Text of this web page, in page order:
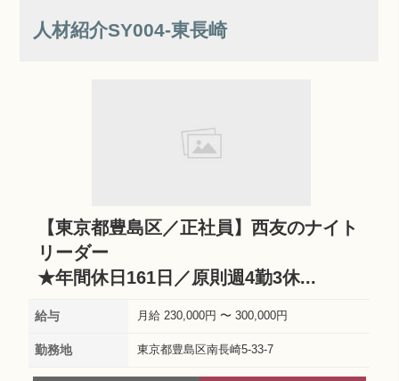
人材紹介SY004‐東長崎
【東京都豊島区／正社員】西友のナイト
リーダー
★年間休日161日／原則週4勤3休...
給与 月給 230,000円 〜 300,000円
勤務地 東京都豊島区南長崎5-33-7